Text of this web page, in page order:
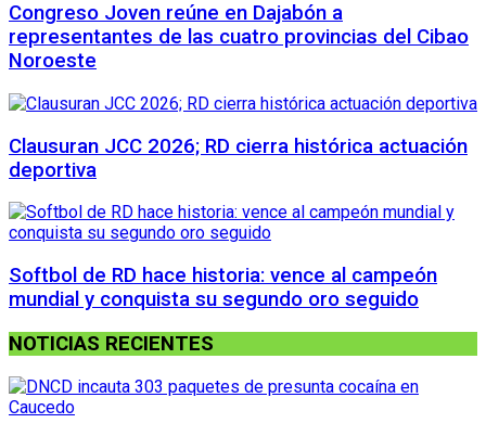
Congreso Joven reúne en Dajabón a
representantes de las cuatro provincias del Cibao
Noroeste
Clausuran JCC 2026; RD cierra histórica actuación
deportiva
Softbol de RD hace historia: vence al campeón
mundial y conquista su segundo oro seguido
NOTICIAS RECIENTES